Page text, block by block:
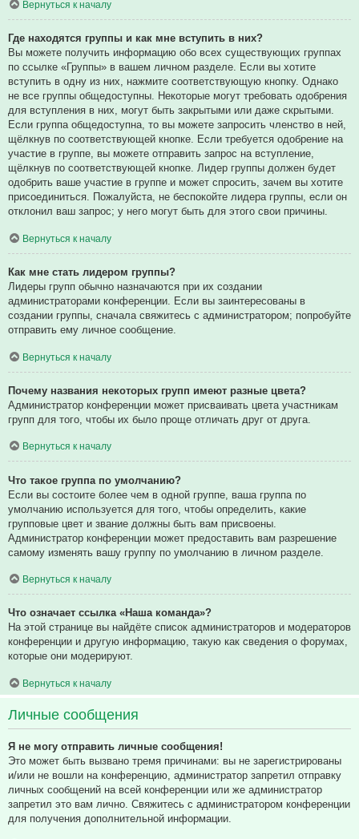
Вернуться к началу
Где находятся группы и как мне вступить в них?
Вы можете получить информацию обо всех существующих группах
по ссылке «Группы» в вашем личном разделе. Если вы хотите
вступить в одну из них, нажмите соответствующую кнопку. Однако
не все группы общедоступны. Некоторые могут требовать одобрения
для вступления в них, могут быть закрытыми или даже скрытыми.
Если группа общедоступна, то вы можете запросить членство в ней,
щёлкнув по соответствующей кнопке. Если требуется одобрение на
участие в группе, вы можете отправить запрос на вступление,
щёлкнув по соответствующей кнопке. Лидер группы должен будет
одобрить ваше участие в группе и может спросить, зачем вы хотите
присоединиться. Пожалуйста, не беспокойте лидера группы, если он
отклонил ваш запрос; у него могут быть для этого свои причины.
Вернуться к началу
Как мне стать лидером группы?
Лидеры групп обычно назначаются при их создании
администраторами конференции. Если вы заинтересованы в
создании группы, сначала свяжитесь с администратором; попробуйте
отправить ему личное сообщение.
Вернуться к началу
Почему названия некоторых групп имеют разные цвета?
Администратор конференции может присваивать цвета участникам
групп для того, чтобы их было проще отличать друг от друга.
Вернуться к началу
Что такое группа по умолчанию?
Если вы состоите более чем в одной группе, ваша группа по
умолчанию используется для того, чтобы определить, какие
групповые цвет и звание должны быть вам присвоены.
Администратор конференции может предоставить вам разрешение
самому изменять вашу группу по умолчанию в личном разделе.
Вернуться к началу
Что означает ссылка «Наша команда»?
На этой странице вы найдёте список администраторов и модераторов
конференции и другую информацию, такую как сведения о форумах,
которые они модерируют.
Вернуться к началу
Личные сообщения
Я не могу отправить личные сообщения!
Это может быть вызвано тремя причинами: вы не зарегистрированы
и/или не вошли на конференцию, администратор запретил отправку
личных сообщений на всей конференции или же администратор
запретил это вам лично. Свяжитесь с администратором конференции
для получения дополнительной информации.